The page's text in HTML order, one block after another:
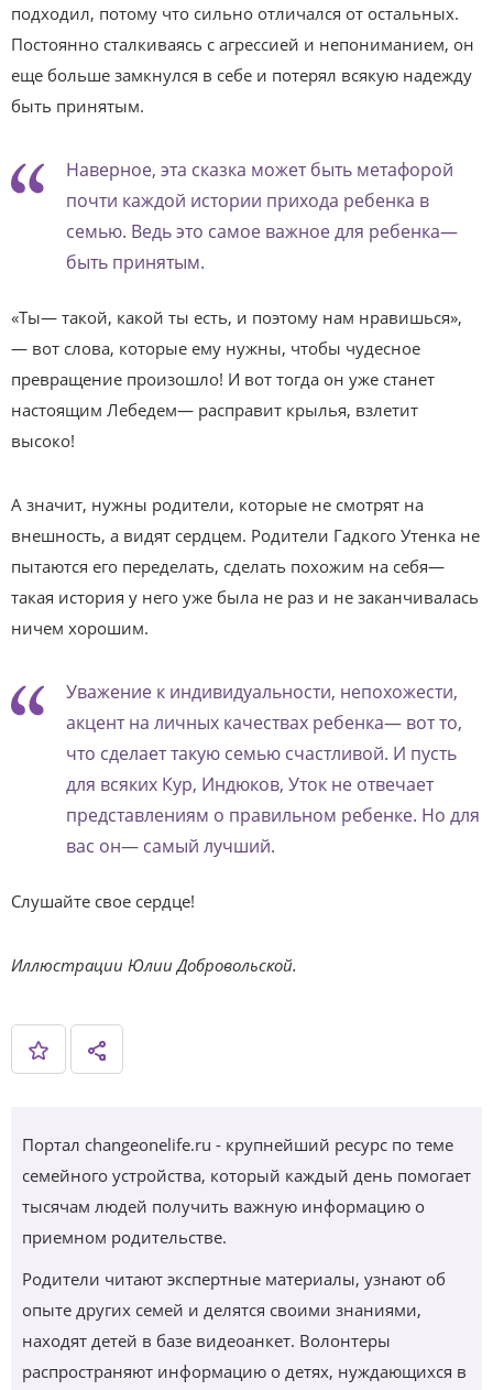
подходил, потому что сильно отличался от остальных.
Постоянно сталкиваясь с агрессией и непониманием, он
еще больше замкнулся в себе и потерял всякую надежду
быть принятым.
Наверное, эта сказка может быть метафорой
почти каждой истории прихода ребенка в
семью. Ведь это самое важное для ребенка—
быть принятым.
«Ты— такой, какой ты есть, и поэтому нам нравишься»,
— вот слова, которые ему нужны, чтобы чудесное
превращение произошло! И вот тогда он уже станет
настоящим Лебедем— расправит крылья, взлетит
высоко!
А значит, нужны родители, которые не смотрят на
внешность, а видят сердцем. Родители Гадкого Утенка не
пытаются его переделать, сделать похожим на себя—
такая история у него уже была не раз и не заканчивалась
ничем хорошим.
Уважение к индивидуальности, непохожести,
акцент на личных качествах ребенка— вот то,
что сделает такую семью счастливой. И пусть
для всяких Кур, Индюков, Уток не отвечает
представлениям о правильном ребенке. Но для
вас он— самый лучший.
Слушайте свое сердце!
Иллюстрации Юлии Добровольской.
Портал changeonelife.ru - крупнейший ресурс по теме
семейного устройства, который каждый день помогает
тысячам людей получить важную информацию о
приемном родительстве.
Родители читают экспертные материалы, узнают об
опыте других семей и делятся своими знаниями,
находят детей в базе видеоанкет. Волонтеры
распространяют информацию о детях, нуждающихся в